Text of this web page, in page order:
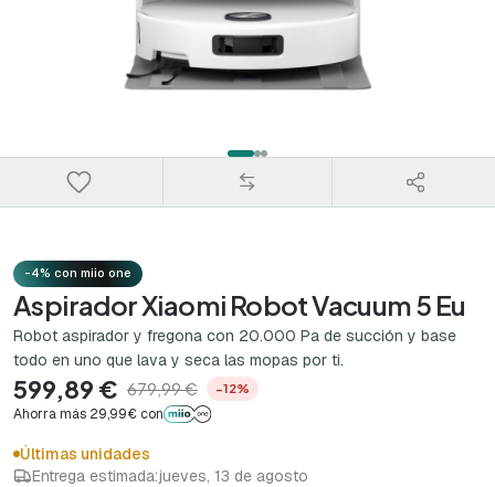
-4% con miio one
Aspirador Xiaomi Robot Vacuum 5 Eu
Robot aspirador y fregona con 20.000 Pa de succión y base
todo en uno que lava y seca las mopas por ti.
599,89 € 679,99 € −12%
Ahorra más 29,99€ con
Últimas unidades
Entrega estimada:jueves, 13 de agosto